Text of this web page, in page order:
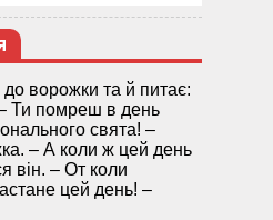
ворожки та й питає:
Ти помреш в день
свята! –
– А коли ж цей день
він. – От коли
цей день! –